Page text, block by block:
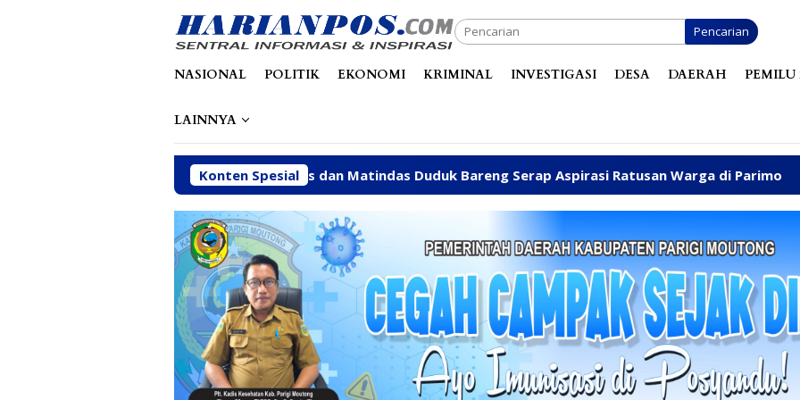
Pencarian
NASIONAL POLITIK EKONOMI KRIMINAL INVESTIGASI DESA DAERAH PEMILU
LAINNYA
Konten Spesial
Alfres dan Matindas Duduk Bareng Serap Aspirasi Ratusan Warga di Parimo Kapolres Parimo